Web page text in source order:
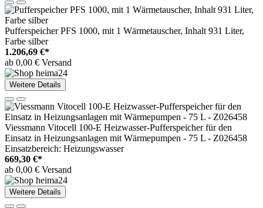
Pufferspeicher PFS 1000, mit 1 Wärmetauscher, Inhalt 931 Liter,
Farbe silber
1.206,69 €*
ab 0,00 € Versand
Weitere Details
Viessmann Vitocell 100-E Heizwasser-Pufferspeicher für den
Einsatz in Heizungsanlagen mit Wärmepumpen - 75 L - Z026458
Einsatzbereich: Heizungswasser
669,30 €*
ab 0,00 € Versand
Weitere Details